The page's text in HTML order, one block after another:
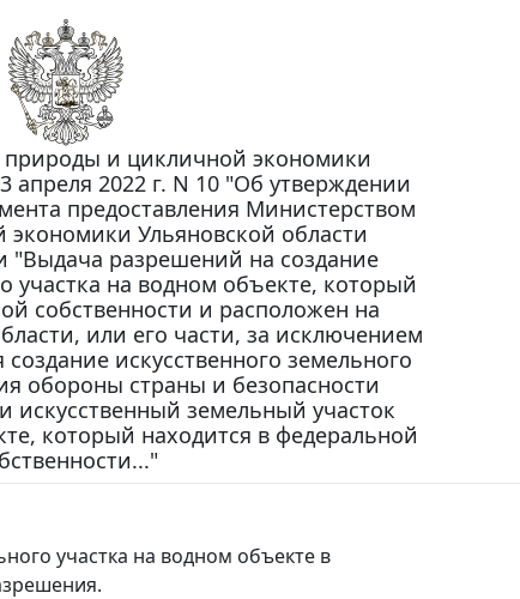
и цикличной экономики
апреля 2022 г. N 10 "Об утверждении
предоставления Министерством
Ульяновской области
"Выдача разрешений на создание
участка на водном объекте, который
собственности и расположен на
или его части, за исключением
создание искусственного земельного
обороны страны и безопасности
искусственный земельный участок
который находится в федеральной
участка на водном объекте в